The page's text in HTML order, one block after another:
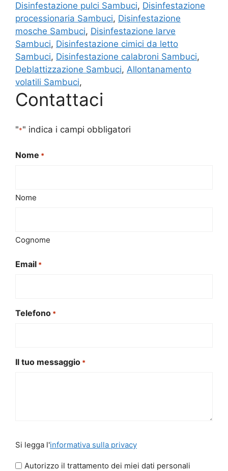
Disinfestazione pulci Sambuci, Disinfestazione
processionaria Sambuci, Disinfestazione
mosche Sambuci, Disinfestazione larve
Sambuci, Disinfestazione cimici da letto
Sambuci, Disinfestazione calabroni Sambuci,
Deblattizzazione Sambuci, Allontanamento
volatili Sambuci,
Contattaci
"*" indica i campi obbligatori
Nome *
Nome
Cognome
Email *
Telefono *
Il tuo messaggio *
legga
l'informativa
Si legga l'informativa sulla privacy
Autorizzo il trattamento dei miei dati personali